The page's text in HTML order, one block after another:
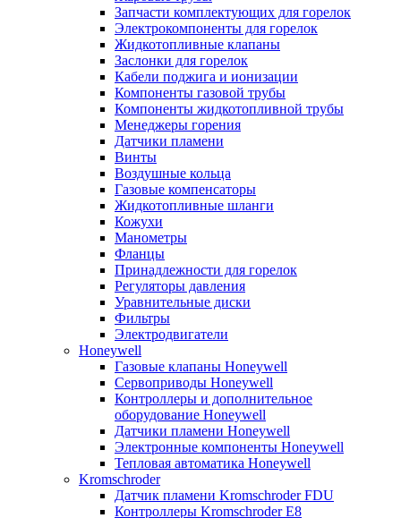
Запчасти комплектующих для горелок
Электрокомпоненты для горелок
Жидкотопливные клапаны
Заслонки для горелок
Кабели поджига и ионизации
Компоненты газовой трубы
Компоненты жидкотопливной трубы
Менеджеры горения
Датчики пламени
Винты
Воздушные кольца
Газовые компенсаторы
Жидкотопливные шланги
Кожухи
Манометры
Фланцы
Принадлежности для горелок
Регуляторы давления
Уравнительные диски
Фильтры
Электродвигатели
Honeywell
Газовые клапаны Honeywell
Сервоприводы Honeywell
Контроллеры и дополнительное
оборудование Honeywell
Датчики пламени Honeywell
Электронные компоненты Honeywell
Тепловая автоматика Honeywell
Kromschroder
Датчик пламени Kromschroder FDU
Контроллеры Kromschroder E8